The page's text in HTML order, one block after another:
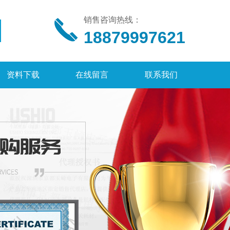
销售咨询热线：
18879997621
资料下载 在线留言 联系我们